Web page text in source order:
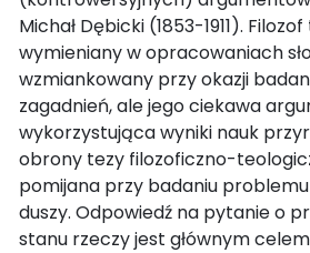
Michał Dębicki (1853-1911).
wymieniany w opracowaniach
wzmiankowany przy okazji
zagadnień, ale jego ciekawa
wykorzystująca wyniki nauk
obrony tezy filozoficzno-
pomijana przy badaniu
duszy. Odpowiedź na pytanie o
stanu rzeczy jest głównym